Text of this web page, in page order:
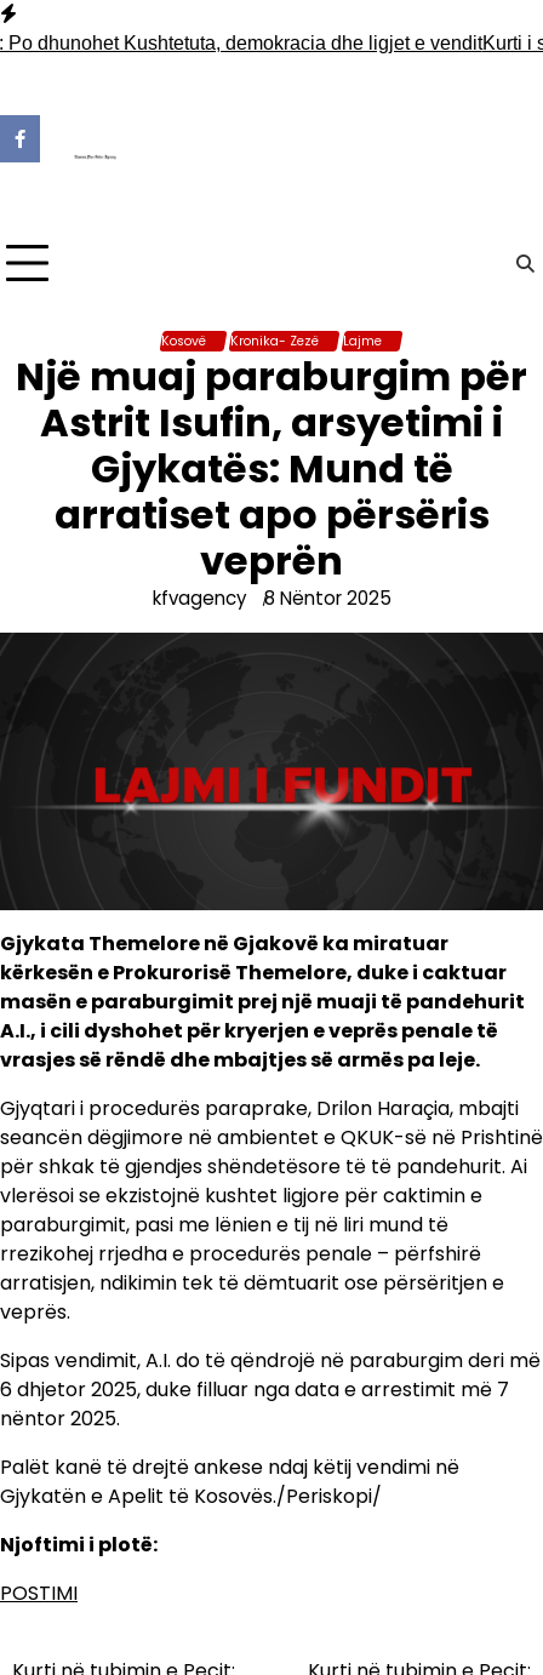
Skip
to
Kushtetuta, demokracia dhe ligjet e venditKurti i
Kosovë Kronika- Zezë Lajme
Një muaj paraburgim për
Astrit Isufin, arsyetimi i
Gjykatës: Mund të
arratiset apo përsëris
veprën
kfvagency 8 Nëntor 2025
Gjykata Themelore në Gjakovë ka miratuar
kërkesën e Prokurorisë Themelore, duke i caktuar
masën e paraburgimit prej një muaji të pandehurit
A.I., i cili dyshohet për kryerjen e veprës penale të
vrasjes së rëndë dhe mbajtjes së armës pa leje.
Gjyqtari i procedurës paraprake, Drilon Haraçia, mbajti
seancën dëgjimore në ambientet e QKUK-së në Prishtinë
për shkak të gjendjes shëndetësore të të pandehurit. Ai
vlerësoi se ekzistojnë kushtet ligjore për caktimin e
paraburgimit, pasi me lënien e tij në liri mund të
rrezikohej rrjedha e procedurës penale – përfshirë
arratisjen, ndikimin tek të dëmtuarit ose përsëritjen e
veprës.
Sipas vendimit, A.I. do të qëndrojë në paraburgim deri më
6 dhjetor 2025, duke filluar nga data e arrestimit më 7
nëntor 2025.
Palët kanë të drejtë ankese ndaj këtij vendimi në
Gjykatën e Apelit të Kosovës./Periskopi/
Njoftimi i plotë:
POSTIMI